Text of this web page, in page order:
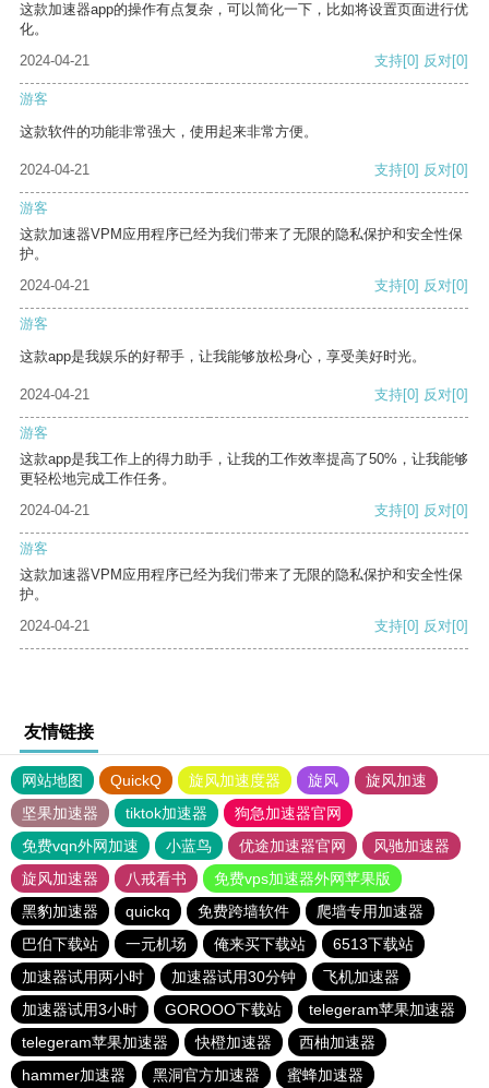
这款加速器app的操作有点复杂，可以简化一下，比如将设置页面进行优
化。
2024-04-21
支持[0] 反对[0]
游客
这款软件的功能非常强大，使用起来非常方便。
2024-04-21 支持[0] 反对[0]
游客
这款加速器VPM应用程序已经为我们带来了无限的隐私保护和安全性保
护。
2024-04-21
支持[0] 反对[0]
游客
这款app是我娱乐的好帮手，让我能够放松身心，享受美好时光。
2024-04-21 支持[0] 反对[0]
游客
这款app是我工作上的得力助手，让我的工作效率提高了50%，让我能够
更轻松地完成工作任务。
2024-04-21
支持[0] 反对[0]
游客
这款加速器VPM应用程序已经为我们带来了无限的隐私保护和安全性保
护。
2024-04-21
支持[0] 反对[0]
友情链接
网站地图 QuickQ 旋风加速度器 旋风
旋风加速
坚果加速器
tiktok加速器
狗急加速器官网
免费vqn外网加速
小蓝鸟 优途加速器官网
风驰加速器
旋风加速器
八戒看书
免费vps加速器外网苹果版
黑豹加速器
quickq 免费跨墙软件
爬墙专用加速器
巴伯下载站
一元机场 俺来买下载站
6513下载站
加速器试用两小时
加速器试用30分钟
飞机加速器
加速器试用3小时
GOROOO下载站
telegeram苹果加速器
telegeram苹果加速器
快橙加速器
西柚加速器
hammer加速器
黑洞官方加速器 蜜蜂加速器